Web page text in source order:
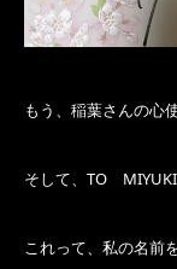
もう、稲葉さんの心
そして、TO MIYUKI
これって、私の名前